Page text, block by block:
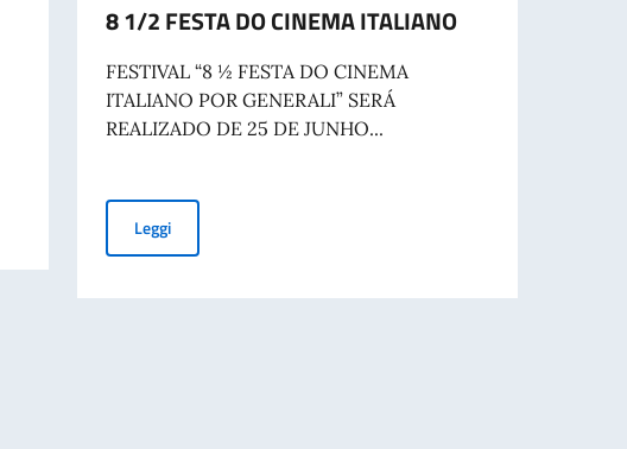
8 1/2 FESTA DO CINEMA ITALIANO
FESTIVAL “8 ½ FESTA DO CINEMA
ITALIANO POR GENERALI” SERÁ
REALIZADO DE 25 DE JUNHO...
Leggi8 1/2 FESTA DO CINEMA ITALIANO